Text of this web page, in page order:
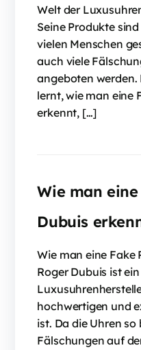
Welt der
Seine Produkte
vielen Menschen
auch viele
angeboten werden.
lernt, wie man eine
erkennt, […]
Wie man
Dubuis
Wie man eine Fake
Roger Dubuis ist
hochwertigen und
ist. Da die Uhren
Fälschungen auf